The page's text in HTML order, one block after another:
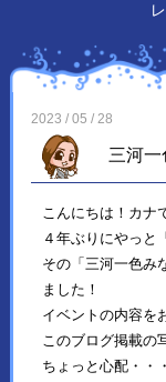
2023 / 05 / 28
三河
こんにちは！カナ
４年ぶりにやっと
その「三河一色み
ました！
イベントの内容を
このブログ掲載の
ちょっと心配・・